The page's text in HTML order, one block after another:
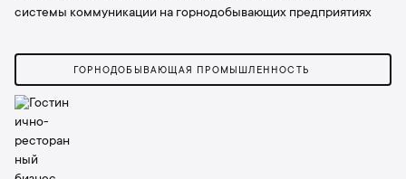
системы коммуникации на горнодобывающих предприятиях
ГОРНОДОБЫВАЮЩАЯ ПРОМЫШЛЕННОСТЬ